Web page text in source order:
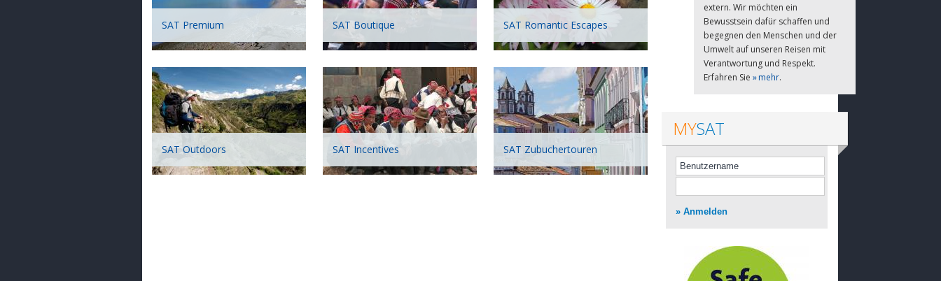
SAT Premium SAT Boutique SAT Romantic Escapes
SAT Outdoors SAT Incentives SAT Zubuchertouren
extern. Wir möchten ein
Bewusstsein dafür schaffen und
begegnen den Menschen und der
Umwelt auf unseren Reisen mit
Verantwortung und Respekt.
Erfahren Sie
mehr.
MYSAT